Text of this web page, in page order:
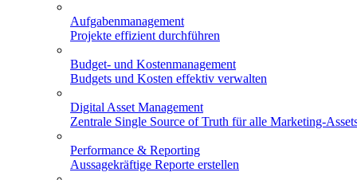
Aufgabenmanagement
Projekte effizient durchführen
Budget- und Kostenmanagement
Budgets und Kosten effektiv verwalten
Digital Asset Management
Zentrale Single Source of Truth für alle Marketing-
Performance & Reporting
Aussagekräftige Reporte erstellen